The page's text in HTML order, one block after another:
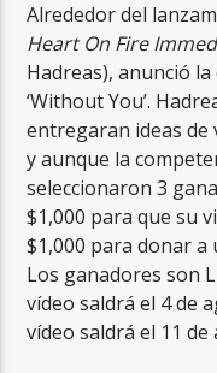
Alrededor del
Heart On Fire
Hadreas), anunció
‘Without You’.
entregaran ideas de
y aunque la
seleccionaron 3
$1,000 para que su
$1,000 para donar a
Los ganadores son
vídeo saldrá el 4 de
vídeo saldrá el 11 de